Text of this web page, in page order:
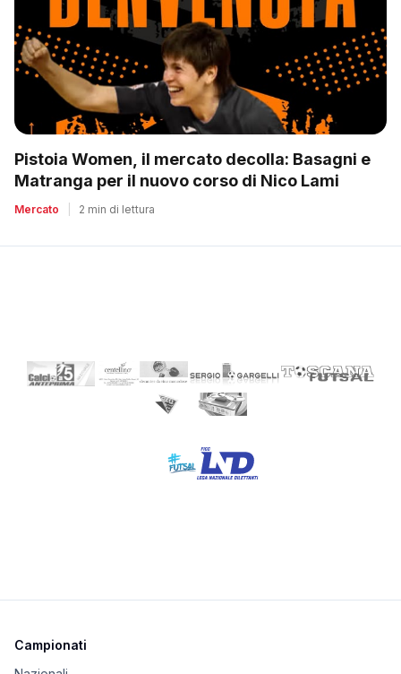
Pistoia Women, il mercato decolla: Basagni e
Matranga per il nuovo corso di Nico Lami
Mercato 2 min di lettura
Campionati